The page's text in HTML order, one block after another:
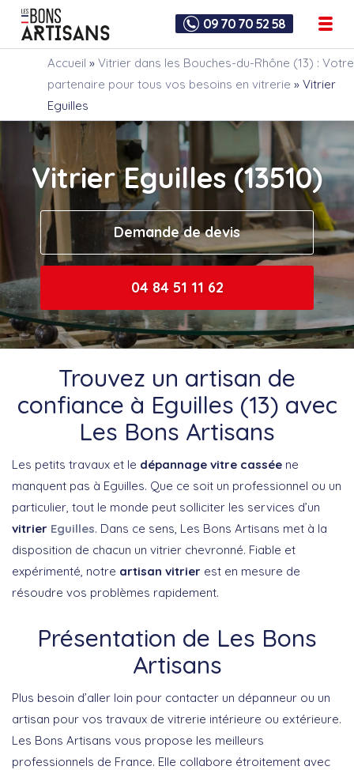
09 70 70 52 58
Accueil » Vitrier dans les Bouches-du-Rhône (13) : Votre
partenaire pour tous vos besoins en vitrerie » Vitrier
Eguilles
Vitrier Eguilles (13510)
Demande de devis
04 84 51 11 62
Trouvez un artisan de
confiance à Eguilles (13) avec
Les Bons Artisans
Les petits travaux et le dépannage vitre cassée ne
manquent pas à Eguilles. Que ce soit un professionnel ou un
particulier, tout le monde peut solliciter les services d’un
vitrier Eguilles. Dans ce sens, Les Bons Artisans met à la
disposition de chacun un vitrier chevronné. Fiable et
expérimenté, notre artisan vitrier est en mesure de
résoudre vos problèmes rapidement.
Présentation de Les Bons
Artisans
Plus besoin d’aller loin pour contacter un dépanneur ou un
artisan pour vos travaux de vitrerie intérieure ou extérieure.
Les Bons Artisans vous propose les meilleurs
professionnels de France. Elle collabore étroitement avec